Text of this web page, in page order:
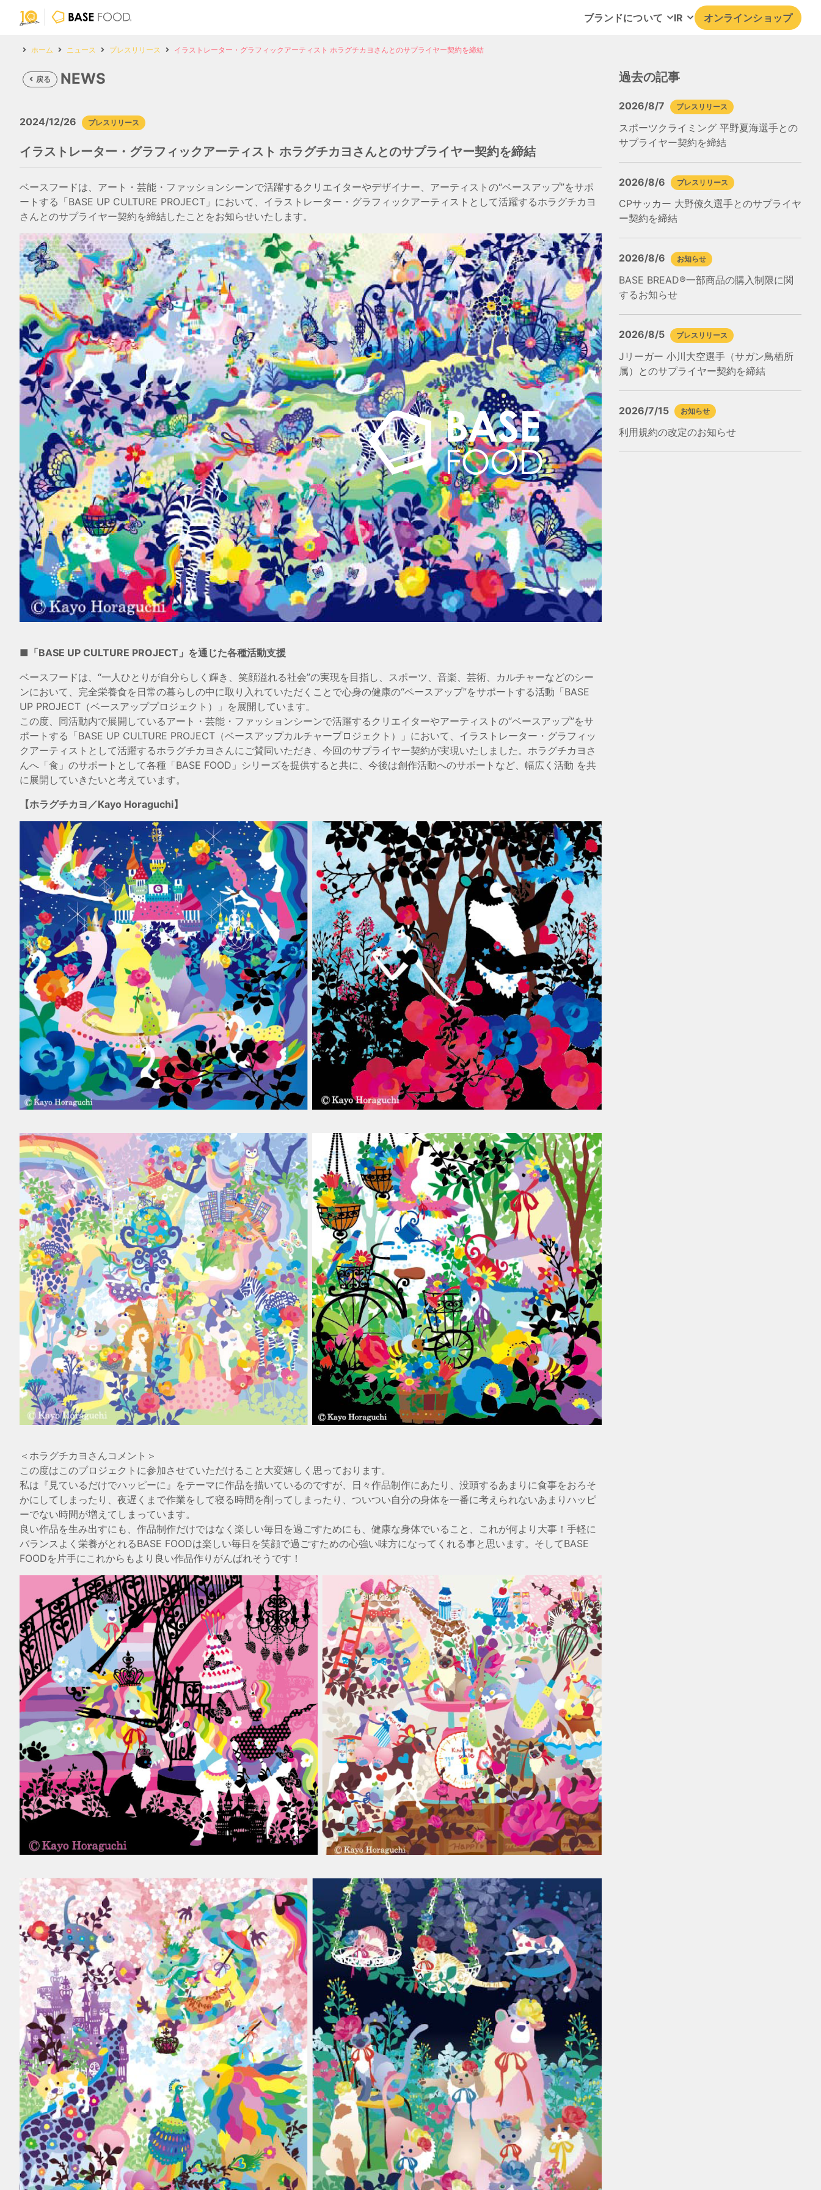
ブランドについて IR オンラインショップ
ホーム ニュース プレスリリース イラストレーター・グラフィックアーティスト ホラグチカヨさんとのサプライヤー契約を締結
戻る NEWS
2024/12/26 プレスリリース
イラストレーター・グラフィックアーティスト ホラグチカヨさんとのサプライヤー契約を締結
ベースフードは、アート・芸能・ファッションシーンで活躍するクリエイターやデザイナー、アーティストの“ベースアップ”をサポ
ートする「BASE UP CULTURE PROJECT」において、イラストレーター・グラフィックアーティストとして活躍するホラグチカヨ
さんとのサプライヤー契約を締結したことをお知らせいたします。
■「BASE UP CULTURE PROJECT」を通じた各種活動支援
ベースフードは、“一人ひとりが自分らしく輝き、笑顔溢れる社会”の実現を目指し、スポーツ、音楽、芸術、カルチャーなどのシー
ンにおいて、完全栄養食を日常の暮らしの中に取り入れていただくことで心身の健康の“ベースアップ”をサポートする活動「BASE
UP PROJECT（ベースアッププロジェクト）」を展開しています。
この度、同活動内で展開しているアート・芸能・ファッションシーンで活躍するクリエイターやアーティストの“ベースアップ”をサ
ポートする「BASE UP CULTURE PROJECT（ベースアップカルチャープロジェクト）」において、イラストレーター・グラフィッ
クアーティストとして活躍するホラグチカヨさんにご賛同いただき、今回のサプライヤー契約が実現いたしました。ホラグチカヨさ
んへ「食」のサポートとして各種「BASE FOOD」シリーズを提供すると共に、今後は創作活動へのサポートなど、幅広く活動 を共
に展開していきたいと考えています。
【ホラグチカヨ／Kayo Horaguchi】
＜ホラグチカヨさんコメント＞
この度はこのプロジェクトに参加させていただけること大変嬉しく思っております。
私は『見ているだけでハッピーに』をテーマに作品を描いているのですが、日々作品制作にあたり、没頭するあまりに食事をおろそ
かにしてしまったり、夜遅くまで作業をして寝る時間を削ってしまったり、ついつい自分の身体を一番に考えられないあまりハッピ
ーでない時間が増えてしまっています。
良い作品を生み出すにも、作品制作だけではなく楽しい毎日を過ごすためにも、健康な身体でいること、これが何より大事！手軽に
バランスよく栄養がとれるBASE FOODは楽しい毎日を笑顔で過ごすための心強い味方になってくれる事と思います。そしてBASE
FOODを片手にこれからもより良い作品作りがんばれそうです！
過去の記事
2026/8/7 プレスリリース
スポーツクライミング 平野夏海選手との
サプライヤー契約を締結
2026/8/6 プレスリリース
CPサッカー 大野僚久選手とのサプライヤ
ー契約を締結
2026/8/6 お知らせ
BASE BREAD®一部商品の購入制限に関
するお知らせ
2026/8/5 プレスリリース
Jリーガー 小川大空選手（サガン鳥栖所
属）とのサプライヤー契約を締結
2026/7/15 お知らせ
利用規約の改定のお知らせ